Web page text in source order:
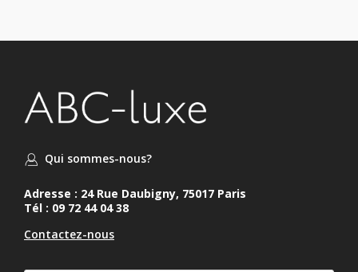
Qui sommes-nous?
Adresse : 24 Rue Daubigny, 75017 Paris
Tél : 09 72 44 04 38
Contactez-nous